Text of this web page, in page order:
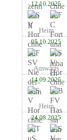
12.10.2025
Heim
05.10.2025
Auswärts
14.09.2025
Heim
24.08.2025